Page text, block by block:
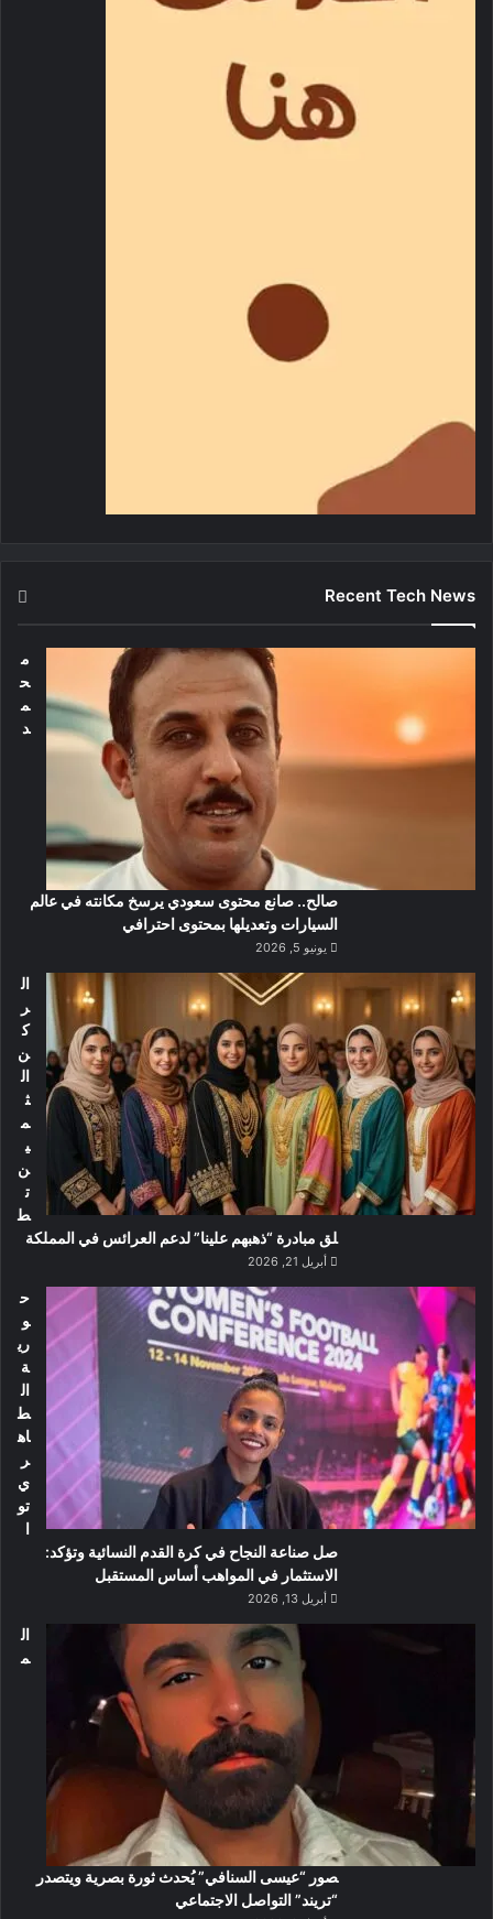
Recent Tech News
م
ح
م
د
صالح.. صانع محتوى سعودي يرسخ مكانته في عالم
السيارات وتعديلها بمحتوى احترافي
يونيو 5, 2026
ال
ر
ك
ن
ال
ث
م
ي
ن
ت
ط
لق مبادرة “ذهبهم علينا” لدعم العرائس في المملكة
أبريل 21, 2026
ح
و
ري
ة
ال
ط
اه
ر
ي
تو
ا
صل صناعة النجاح في كرة القدم النسائية وتؤكد:
الاستثمار في المواهب أساس المستقبل
أبريل 13, 2026
ال
م
صور “عيسى السنافي” يُحدث ثورة بصرية ويتصدر
“تريند” التواصل الاجتماعي